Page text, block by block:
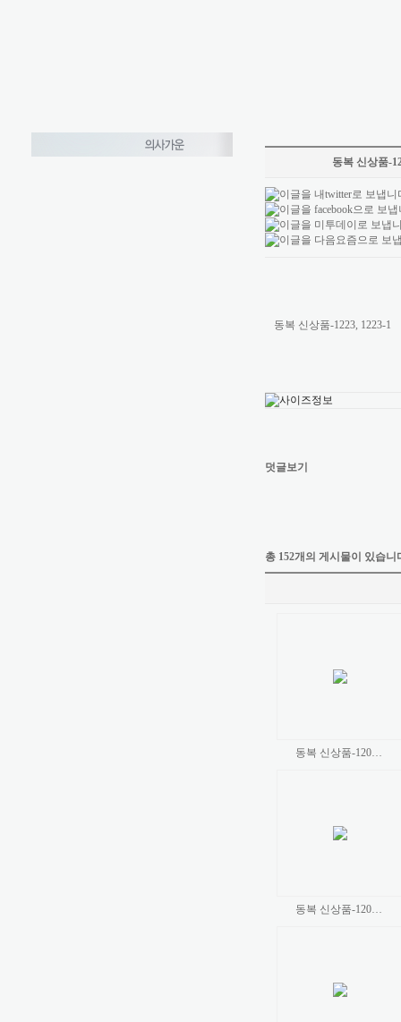
동복 신상품-
동복 신상품-1223, 1223-1
덧글보기
총 152개의 게시물이 있습니
동복 신상품-120…
동복 신상품-120…